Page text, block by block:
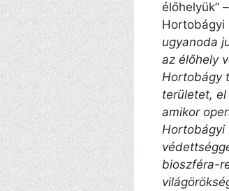
élőhelyük”
Hortobágyi
ugyanoda
az élőhely
Hortobágy
területet, el
amikor
Hortobágyi
bioszféra-